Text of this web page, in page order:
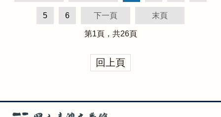
5 6 下一頁 末頁
第1頁，共26頁
回上頁